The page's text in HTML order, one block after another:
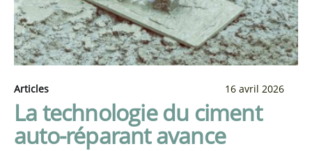
Articles 16 avril 2026
La technologie du ciment
auto-réparant avance